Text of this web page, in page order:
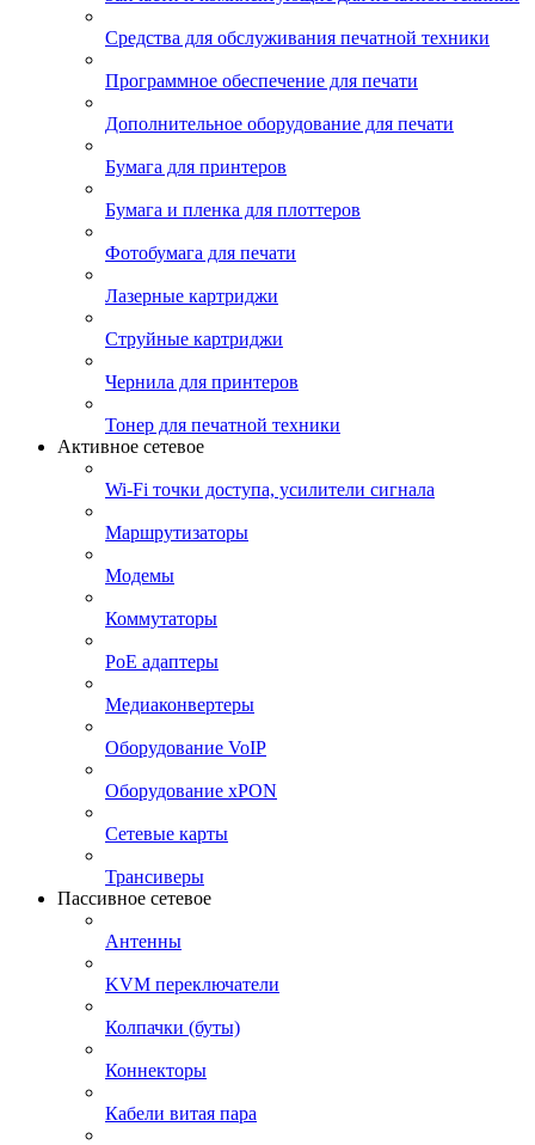
Средства для обслуживания печатной техники
Программное обеспечение для печати
Дополнительное оборудование для печати
Бумага для принтеров
Бумага и пленка для плоттеров
Фотобумага для печати
Лазерные картриджи
Струйные картриджи
Чернила для принтеров
Тонер для печатной техники
Активное сетевое
Wi-Fi точки доступа, усилители сигнала
Маршрутизаторы
Модемы
Коммутаторы
PoE адаптеры
Медиаконвертеры
Оборудование VoIP
Оборудование xPON
Сетевые карты
Трансиверы
Пассивное сетевое
Антенны
KVM переключатели
Колпачки (буты)
Коннекторы
Кабели витая пара